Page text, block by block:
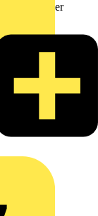
auf einer